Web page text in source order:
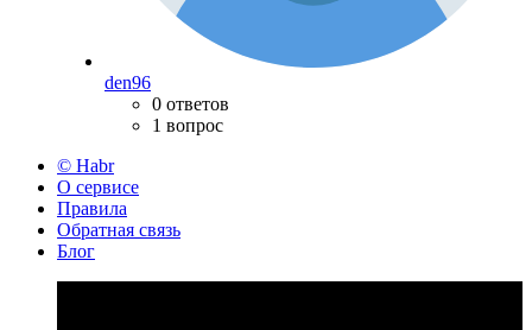
den96
0 ответов
1 вопрос
© Habr
О сервисе
Правила
Обратная связь
Блог